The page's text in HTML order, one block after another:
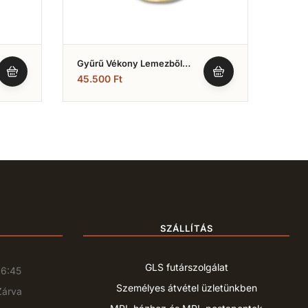
Gyűrű Vékony Lemezből
Kislányoknak (Nr.4)
45.500 Ft
SZÁLLÍTÁS
GLS futárszolgálat
Személyes átvétel üzletünkben